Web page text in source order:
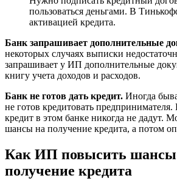
пользоваться деньгами. В
активацией кредита.
Банк запрашивает дополнительные
некоторых случаях выписки
запрашивает у ИП дополнительные
книгу учета доходов и расходов.
Банк не готов дать кредит. Иногда
не готов кредитовать предпринимателя.
кредит в этом банке никогда не дадут.
шансы на получение кредита, а потом
Как ИП повысить шансы
получение кредита